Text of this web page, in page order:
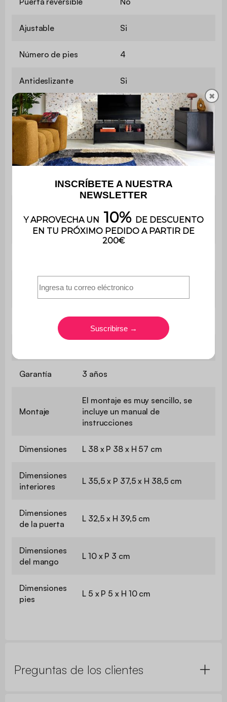
Ajustable Si
Número de pies 4
Antideslizante Si
Altura de los
pies
10 cm
Espacio
máximo
soportado
10 kg
Contiene
madera
No
Garantía 3 años
Montaje
El montaje es muy sencillo, se
incluye un manual de
instrucciones
Dimensiones L 38 x P 38 x H 57 cm
Dimensiones
interiores
L 35,5 x P 37,5 x H 38,5 cm
Dimensiones
de la puerta
L 32,5 x H 39,5 cm
Dimensiones
del mango
L 10 x P 3 cm
Dimensiones
pies
L 5 x P 5 x H 10 cm
Preguntas de los clientes
✖